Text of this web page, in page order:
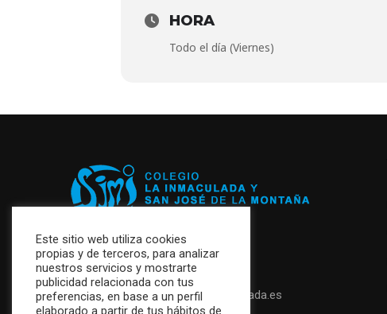
HORA
Todo el día (Viernes)
+34 952 87 26 47
secretaria@colegiolainmaculada.es
Este sitio web utiliza cookies
propias y de terceros, para analizar
nuestros servicios y mostrarte
publicidad relacionada con tus
preferencias, en base a un perfil
elaborado a partir de tus hábitos de